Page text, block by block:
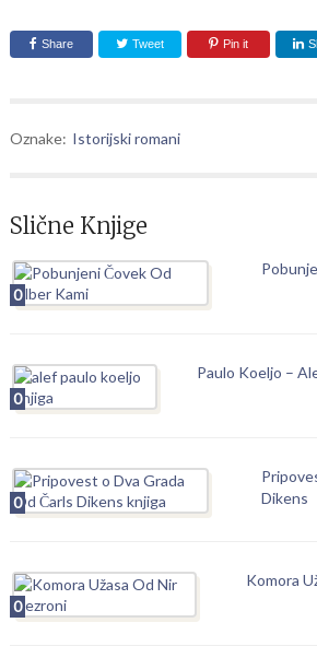
Share Tweet Pin it
Oznake: Istorijski romani
Slične Knjige
0
0
Paulo Koeljo –
0
Dikens
0
Komora